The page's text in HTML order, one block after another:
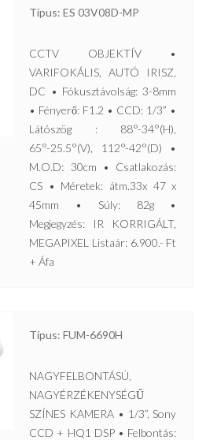
Típus: ES 03V08D-MP
CCTV OBJEKTÍV •
VARIFOKÁLIS, AUTÓ IRISZ,
DC • Fókusztávolság: 3-8mm
• Fényerő: F1.2 • CCD: 1/3” •
Látószög : 88°-34°(H),
65°-25.5°(V), 112°-42°(D) •
M.O.D: 30cm • Csatlakozás:
CS • Méretek: átm.33x 47 x
45mm • Súly: 82g •
Megjegyzés: IR KORRIGÁLT,
MEGAPIXEL Listaár: 6.900.- Ft
+ Áfa
Típus: FUM-6690H
NAGYFELBONTÁSÚ,
NAGYÉRZÉKENYSÉGŰ
SZÍNES KAMERA • 1/3”, Sony
CCD + HQ1 DSP • Felbontás: